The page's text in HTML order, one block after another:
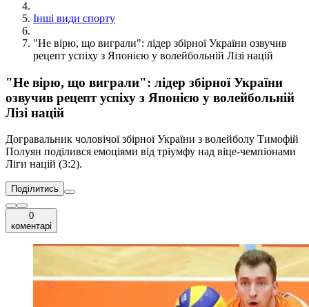
Інші види спорту
"Не вірю, що виграли": лідер збірної України озвучив
рецепт успіху з Японією у волейбольній Лізі націй
"Не вірю, що виграли": лідер збірної України
озвучив рецепт успіху з Японією у волейбольній
Лізі націй
Догравальник чоловічої збірної України з волейболу Тимофій
Полуян поділився емоціями від тріумфу над віце-чемпіонами
Ліги націй (3:2).
Поділитись
0
коментарі